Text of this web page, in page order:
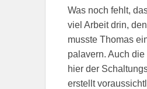
Was noch fehlt,
viel Arbeit drin,
musste Thomas
palavern. Auch
hier der
erstellt